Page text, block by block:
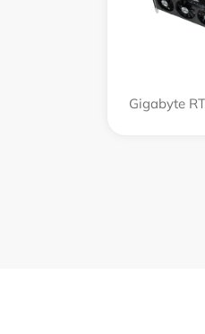
Gigabyte